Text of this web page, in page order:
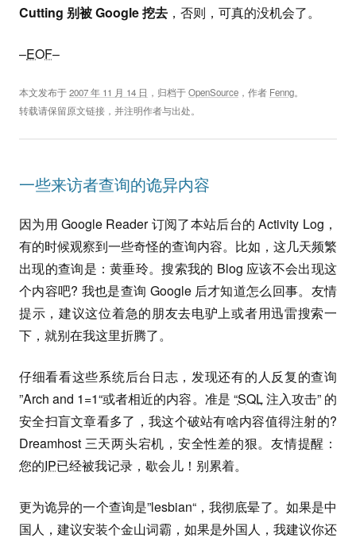
Cutting 别被 Google 挖去 ，否则，可真的没机会了。
–EOF–
本文发布于2007 年 11 月 14 日 ，归档于OpenSource ，作者 Fenng。
转载请保留原文链接，并注明作者与出处。
一些来访者查询的诡异内容
因为用 Google Reader 订阅了本站后台的 Activity Log，
有的时候观察到一些奇怪的查询内容。比如，这几天频繁
出现的查询是：黄垂玲。搜索我的 Blog 应该不会出现这
个内容吧? 我也是查询 Google 后才知道怎么回事。友情
提示，建议这位着急的朋友去电驴上或者用迅雷搜索一
下，就别在我这里折腾了。
仔细看看这些系统后台日志，发现还有的人反复的查询
”Arch and 1=1“或者相近的内容。准是 “SQL注入攻击” 的
安全扫盲文章看多了，我这个破站有啥内容值得注射的?
Dreamhost 三天两头宕机，安全性差的狠。友情提醒：
您的IP已经被我记录，歇会儿！别累着。
更为诡异的一个查询是”lesbian“，我彻底晕了。如果是中
国人，建议安装个金山词霸，如果是外国人，我建议你还